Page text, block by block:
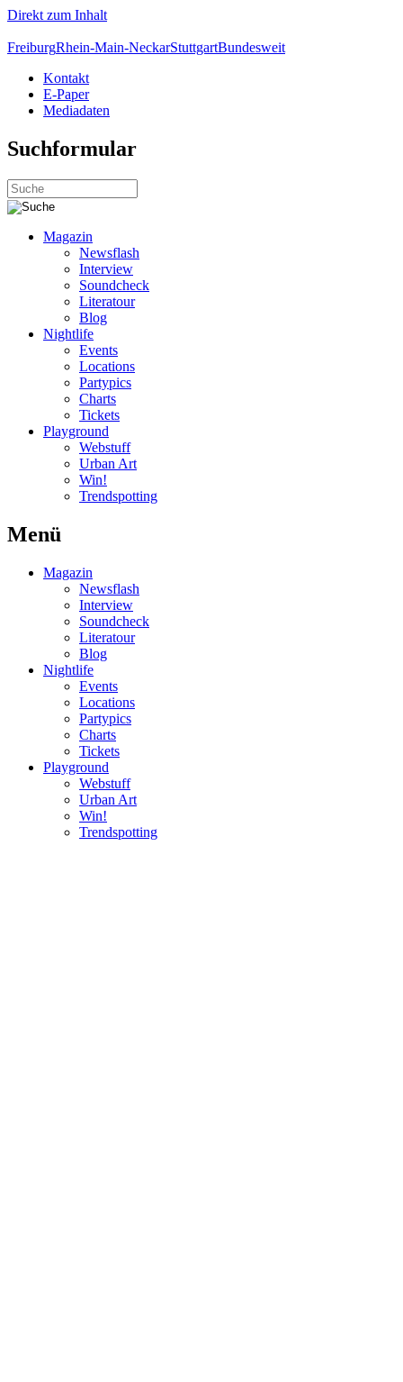
Direkt zum Inhalt
FreiburgRhein-Main-NeckarStuttgartBundesweit
Kontakt
E-Paper
Mediadaten
Suchformular
Magazin
Newsflash
Interview
Soundcheck
Literatour
Blog
Nightlife
Events
Locations
Partypics
Charts
Tickets
Playground
Webstuff
Urban Art
Win!
Trendspotting
Menü
Magazin
Newsflash
Interview
Soundcheck
Literatour
Blog
Nightlife
Events
Locations
Partypics
Charts
Tickets
Playground
Webstuff
Urban Art
Win!
Trendspotting